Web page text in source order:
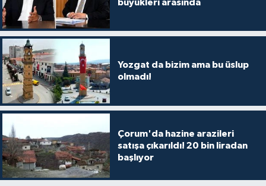
büyükleri arasında
Yozgat da bizim ama bu üslup
olmadı!
Çorum'da hazine arazileri
satışa çıkarıldı! 20 bin liradan
başlıyor